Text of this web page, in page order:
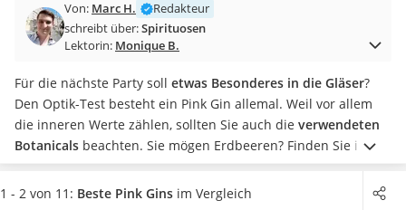
Balsamico-Essig
Schwarzkümmelöl bio
Honig
Gemüsebrühe
Eiskaffee-Pulver
Irischer Whiskey
Grapefruitkernextrakt
Matcha-Set
Von: Marc H.
Redakteur
schreibt über:Spirituosen
Lektorin: Monique B.
Für die nächste Party soll etwas Besonderes in die Gläser?
Den Optik-Test besteht ein Pink Gin allemal. Weil vor allem
die inneren Werte zählen, sollten Sie auch die verwendeten
Botanicals beachten. Sie mögen Erdbeeren? Finden Sie in der
Vergleichstabelle einen Pink Gin, der einenausgeprägten
Erdbeergeschmackhat. Allein die Farbe ist ein
1 - 2 von 11: Beste Pink Gins im Vergleich